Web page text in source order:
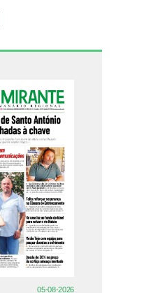
05-08-2026